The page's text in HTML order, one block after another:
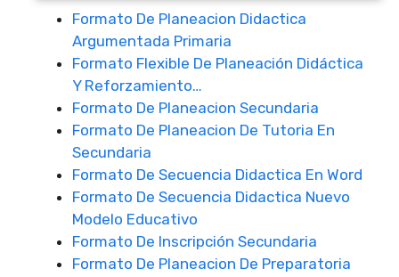
Formato De Planeacion Didactica
Argumentada Primaria
Formato Flexible De Planeación Didáctica
Y Reforzamiento…
Formato De Planeacion Secundaria
Formato De Planeacion De Tutoria En
Secundaria
Formato De Secuencia Didactica En Word
Formato De Secuencia Didactica Nuevo
Modelo Educativo
Formato De Inscripción Secundaria
Formato De Planeacion De Preparatoria